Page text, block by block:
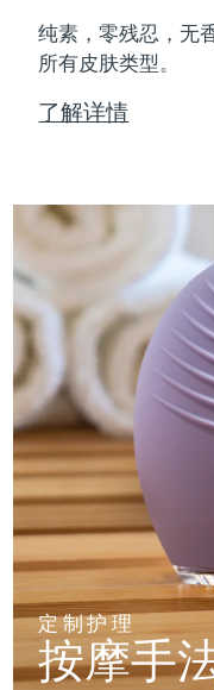
纯素，零残忍，无
所有皮肤类型。
了解详情
定制护理
按摩手